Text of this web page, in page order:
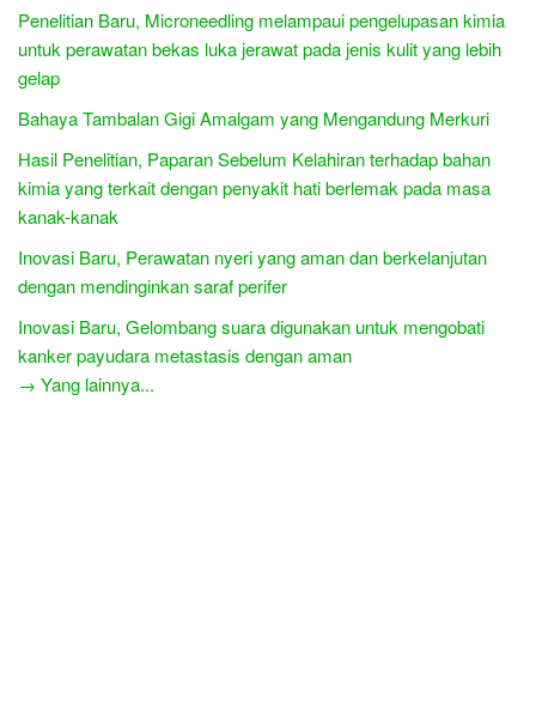
Penelitian Baru, Microneedling melampaui pengelupasan kimia
untuk perawatan bekas luka jerawat pada jenis kulit yang lebih
gelap
Bahaya Tambalan Gigi Amalgam yang Mengandung Merkuri
Hasil Penelitian, Paparan Sebelum Kelahiran terhadap bahan
kimia yang terkait dengan penyakit hati berlemak pada masa
kanak-kanak
Inovasi Baru, Perawatan nyeri yang aman dan berkelanjutan
dengan mendinginkan saraf perifer
Inovasi Baru, Gelombang suara digunakan untuk mengobati
kanker payudara metastasis dengan aman
→ Yang lainnya...